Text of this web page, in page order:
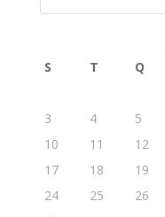
S T Q
3
4 5
10
11 12
17
18 19
24
25 26